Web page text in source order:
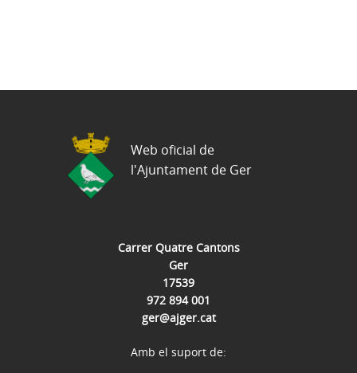
Carrer Quatre Cantons
Ger
17539
972 894 001
ger@ajger.cat
Web oficial de
l'Ajuntament de Ger
Amb el suport de: